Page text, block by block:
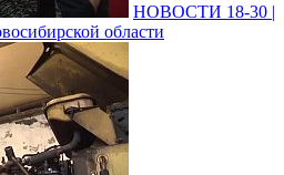
НОВОСТИ 18-30 |
области